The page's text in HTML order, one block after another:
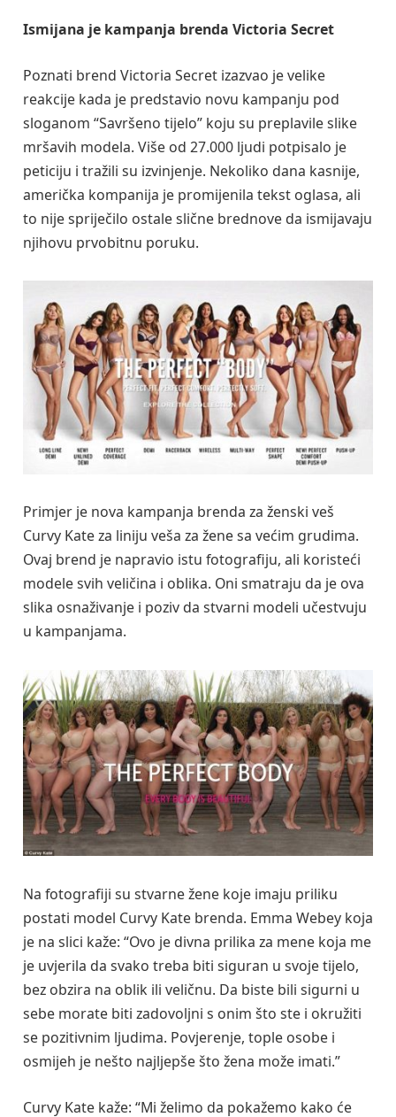
Ismijana je kampanja brenda Victoria Secret
Poznati brend Victoria Secret izazvao je velike
reakcije kada je predstavio novu kampanju pod
sloganom “Savršeno tijelo” koju su preplavile slike
mršavih modela. Više od 27.000 ljudi potpisalo je
peticiju i tražili su izvinjenje. Nekoliko dana kasnije,
američka kompanija je promijenila tekst oglasa, ali
to nije spriječilo ostale slične brednove da ismijavaju
njihovu prvobitnu poruku.
Primjer je nova kampanja brenda za ženski veš
Curvy Kate za liniju veša za žene sa većim grudima.
Ovaj brend je napravio istu fotografiju, ali koristeći
modele svih veličina i oblika. Oni smatraju da je ova
slika osnaživanje i poziv da stvarni modeli učestvuju
u kampanjama.
Na fotografiji su stvarne žene koje imaju priliku
postati model Curvy Kate brenda. Emma Webey koja
je na slici kaže: “Ovo je divna prilika za mene koja me
je uvjerila da svako treba biti siguran u svoje tijelo,
bez obzira na oblik ili veličnu. Da biste bili sigurni u
sebe morate biti zadovoljni s onim što ste i okružiti
se pozitivnim ljudima. Povjerenje, tople osobe i
osmijeh je nešto najljepše što žena može imati.”
Curvy Kate kaže: “Mi želimo da pokažemo kako će